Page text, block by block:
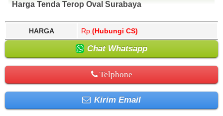
Harga Tenda Terop Oval Surabaya
HARGA Rp. (Hubungi CS)
Chat Whatsapp
Telphone
Kirim Email